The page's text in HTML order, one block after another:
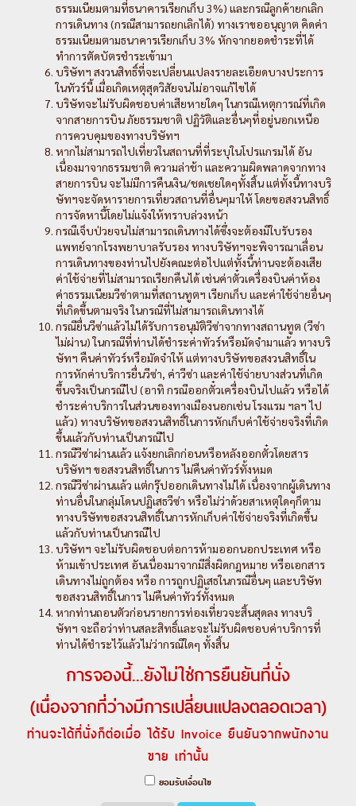
ธรรมเนียมตามที่ธนาคารเรียกเก็บ 3%) และกรณีลูกค้ายกเลิก
การเดินทาง (กรณีสามารถยกเลิกได้) ทางเราขออนุญาต คิดค่า
ธรรมเนียมตามธนาคารเรียกเก็บ 3% หักจากยอดชำระที่ได้
ทำการตัดบัตรชำระเข้ามา
บริษัทฯ สงวนสิทธิ์ที่จะเปลี่ยนแปลงรายละเอียดบางประการ
ในทัวร์นี้ เมื่อเกิดเหตุสุดวิสัยจนไม่อาจแก้ไขได้
บริษัทจะไม่รับผิดชอบค่าเสียหายใดๆ ในกรณีเหตุการณ์ที่เกิด
จากสายการบิน ภัยธรรมชาติ ปฏิวัติและอื่นๆที่อยู่นอกเหนือ
การควบคุมของทางบริษัทฯ
หากไม่สามารถไปเที่ยวในสถานที่ที่ระบุในโปรแกรมได้ อัน
เนื่องมาจากธรรมชาติ ความล่าช้า และความผิดพลาดจากทาง
สายการบิน จะไม่มีการคืนเงิน/ชดเชยใดๆทั้งสิ้น แต่ทั้งนี้ทางบริ
ษัทฯจะจัดหารายการเที่ยวสถานที่อื่นๆมาให้ โดยขอสงวนสิทธิ์
การจัดหานี้โดยไม่แจ้งให้ทราบล่วงหน้า
กรณีเจ็บป่วยจนไม่สามารถเดินทางได้ซึ่งจะต้องมีใบรับรอง
แพทย์จากโรงพยาบาลรับรอง ทางบริษัทฯจะพิจารณาเลื่อน
การเดินทางของท่านไปยังคณะต่อไปแต่ทั้งนี้ท่านจะต้องเสีย
ค่าใช้จ่ายที่ไม่สามารถเรียกคืนได้ เช่นค่าตั๋วเครื่องบินค่าห้อง
ค่าธรรมเนียมวีซ่าตามที่สถานทูตฯ เรียกเก็บ และค่าใช้จ่ายอื่นๆ
ที่เกิดขึ้นตามจริง ในกรณีที่ไม่สามารถเดินทางได้
กรณียื่นวีซ่าแล้วไม่ได้รับการอนุมัติวีซ่าจากทางสถานทูต (วีซ่า
ไม่ผ่าน) ในกรณีที่ท่านได้ชำระค่าทัวร์หรือมัดจำมาแล้ว ทางบริ
ษัทฯ คืนค่าทัวร์หรือมัดจำให้ แต่ทางบริษัทขอสงวนสิทธิ์ใน
การหักค่าบริการยื่นวีซ่า, ค่าวีซ่า และค่าใช้จ่ายบางส่วนที่เกิด
ขึ้นจริงเป็นกรณีไป (อาทิ กรณีออกตั๋วเครื่องบินไปแล้ว หรือได้
ชำระค่าบริการในส่วนของทางเมืองนอกเช่น โรงแรม ฯลฯ ไป
แล้ว) ทางบริษัทขอสงวนสิทธิ์ในการหักเก็บค่าใช้จ่ายจริงที่เกิด
ขึ้นแล้วกับท่านเป็นกรณีไป
กรณีวีซ่าผ่านแล้ว แจ้งยกเลิกก่อนหรือหลังออกตั๋วโดยสาร
บริษัทฯ ขอสงวนสิทธิ์ในการ ไม่คืนค่าทัวร์ทั้งหมด
กรณีวีซ่าผ่านแล้ว แต่กรุ๊ปออกเดินทางไม่ได้ เนื่องจากผู้เดินทาง
ท่านอื่นในกลุ่มโดนปฏิเสธวีซ่า หรือไม่ว่าด้วยสาเหตุใดๆก็ตาม
ทางบริษัทขอสงวนสิทธิ์ในการหักเก็บค่าใช้จ่ายจริงที่เกิดขึ้น
แล้วกับท่านเป็นกรณีไป
บริษัทฯ จะไม่รับผิดชอบต่อการห้ามออกนอกประเทศ หรือ
ห้ามเข้าประเทศ อันเนื่องมาจากมีสิ่งผิดกฎหมาย หรือเอกสาร
เดินทางไม่ถูกต้อง หรือ การถูกปฏิเสธในกรณีอื่นๆ และบริษัท
ขอสงวนสิทธิ์ในการ ไม่คืนค่าทัวร์ทั้งหมด
หากท่านถอนตัวก่อนรายการท่องเที่ยวจะสิ้นสุดลง ทางบริ
ษัทฯ จะถือว่าท่านสละสิทธิ์และจะไม่รับผิดชอบค่าบริการที่
ท่านได้ชำระไว้แล้วไม่ว่ากรณีใดๆ ทั้งสิ้น
การจองนี้...ยังไม่ใช่การยืนยันที่นั่ง
(เนื่องจากที่ว่างมีการเปลี่ยนแปลงตลอดเวลา)
ท่านจะได้ที่นั่งก็ต่อเมื่อ ได้รับ Invoice ยืนยันจากพนักงาน
ขาย เท่านั้น
ยอมรับเงื่อนไข